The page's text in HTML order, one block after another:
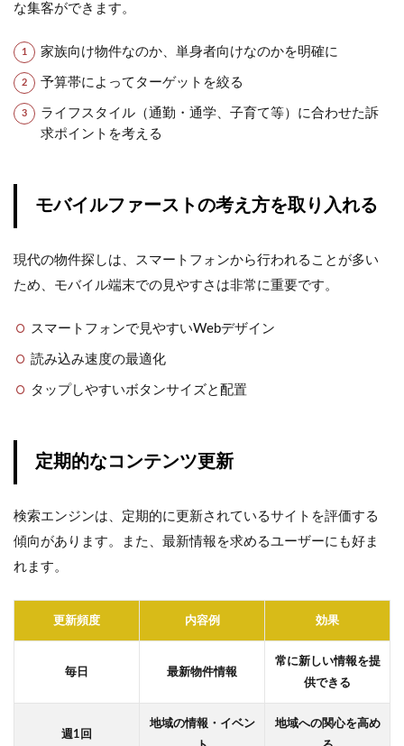
な集客ができます。
家族向け物件なのか、単身者向けなのかを明確に
予算帯によってターゲットを絞る
ライフスタイル（通勤・通学、子育て等）に合わせた訴
求ポイントを考える
モバイルファーストの考え方を取り入れる
現代の物件探しは、スマートフォンから行われることが多い
ため、モバイル端末での見やすさは非常に重要です。
スマートフォンで見やすいWebデザイン
読み込み速度の最適化
タップしやすいボタンサイズと配置
定期的なコンテンツ更新
検索エンジンは、定期的に更新されているサイトを評価する
傾向があります。また、最新情報を求めるユーザーにも好ま
れます。
更新頻度 内容例 効果
毎日 最新物件情報
常に新しい情報を提
供できる
週1回
地域の情報・イベン
地域への関心を高め